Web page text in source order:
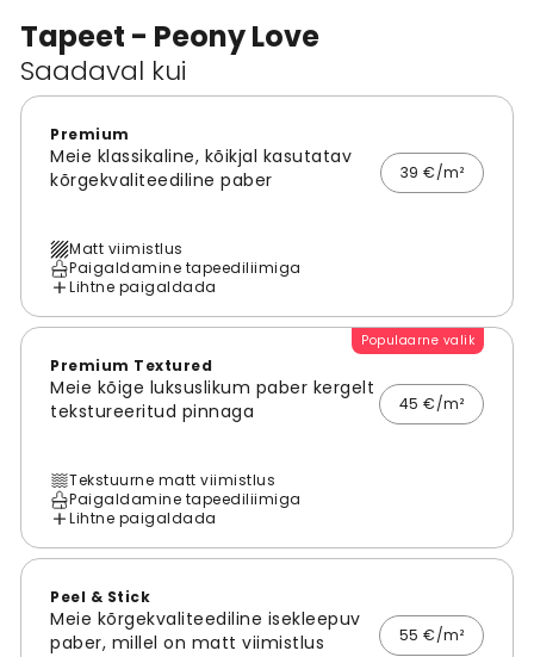
Tapeet - Peony Love
Saadaval kui
Premium
Meie klassikaline, kõikjal kasutatav
kõrgekvaliteediline paber
39 €/m²
Matt viimistlus
Paigaldamine tapeediliimiga
Lihtne paigaldada
Populaarne valik
Premium Textured
Meie kõige luksuslikum paber kergelt
tekstureeritud pinnaga
45 €/m²
Tekstuurne matt viimistlus
Paigaldamine tapeediliimiga
Lihtne paigaldada
Peel & Stick
Meie kõrgekvaliteediline isekleepuv
paber, millel on matt viimistlus
55 €/m²